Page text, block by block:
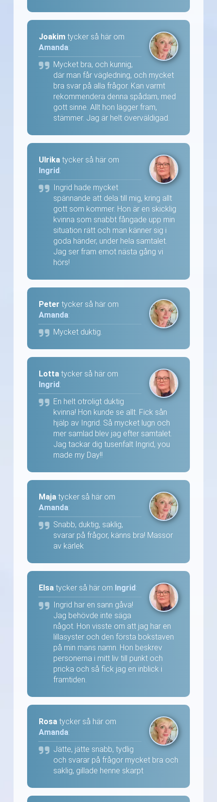
Joakim tycker så här om
Amanda:
Mycket bra, och kunnig,
där man får vägledning, och mycket
bra svar på alla frågor. Kan varmt
rekommendera denna spådam, med
gott sinne. Allt hon lägger fram,
stämmer. Jag är helt överväldigad.
Ulrika tycker så här om
Ingrid:
Ingrid hade mycket
spännande att dela till mig, kring allt
gott som kommer. Hon är en skicklig
kvinna som snabbt fångade upp min
situation rätt och man känner sig i
goda händer, under hela samtalet.
Jag ser fram emot nästa gång vi
hörs!
Peter tycker så här om
Amanda:
Mycket duktig.
Lotta tycker så här om
Ingrid:
En helt otroligt duktig
kvinna! Hon kunde se allt. Fick sån
hjälp av Ingrid. Så mycket lugn och
mer samlad blev jag efter samtalet.
Jag tackar dig tusenfalt Ingrid, you
made my Day!!
Maja tycker så här om
Amanda:
Snabb, duktig, saklig,
svarar på frågor, känns bra! Massor
av kärlek
Elsa tycker så här om Ingrid:
Ingrid har en sann gåva!
Jag behövde inte säga
något. Hon visste om att jag har en
lillasyster och den första bokstaven
på min mans namn. Hon beskrev
personerna i mitt liv till punkt och
pricka och så fick jag en inblick i
framtiden.
Rosa tycker så här om
Amanda:
Jätte, jätte snabb, tydlig
och svarar på frågor mycket bra och
saklig, gillade henne skarpt